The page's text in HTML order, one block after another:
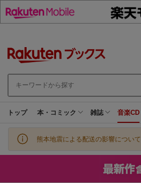
トップ 本・コミック 雑誌 音楽CD
熊本地震による配送の影響について